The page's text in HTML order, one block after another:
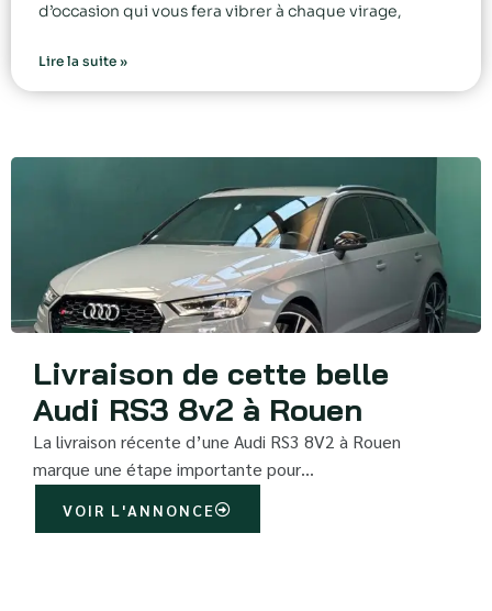
d’occasion qui vous fera vibrer à chaque virage,
Lire la suite »
Livraison de cette belle
Audi RS3 8v2 à Rouen
La livraison récente d’une Audi RS3 8V2 à Rouen
marque une étape importante pour…
VOIR L'ANNONCE